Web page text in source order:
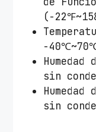
(-
-
Humedad
sin
Humedad
sin